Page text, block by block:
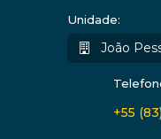
Unidade:
João
+55